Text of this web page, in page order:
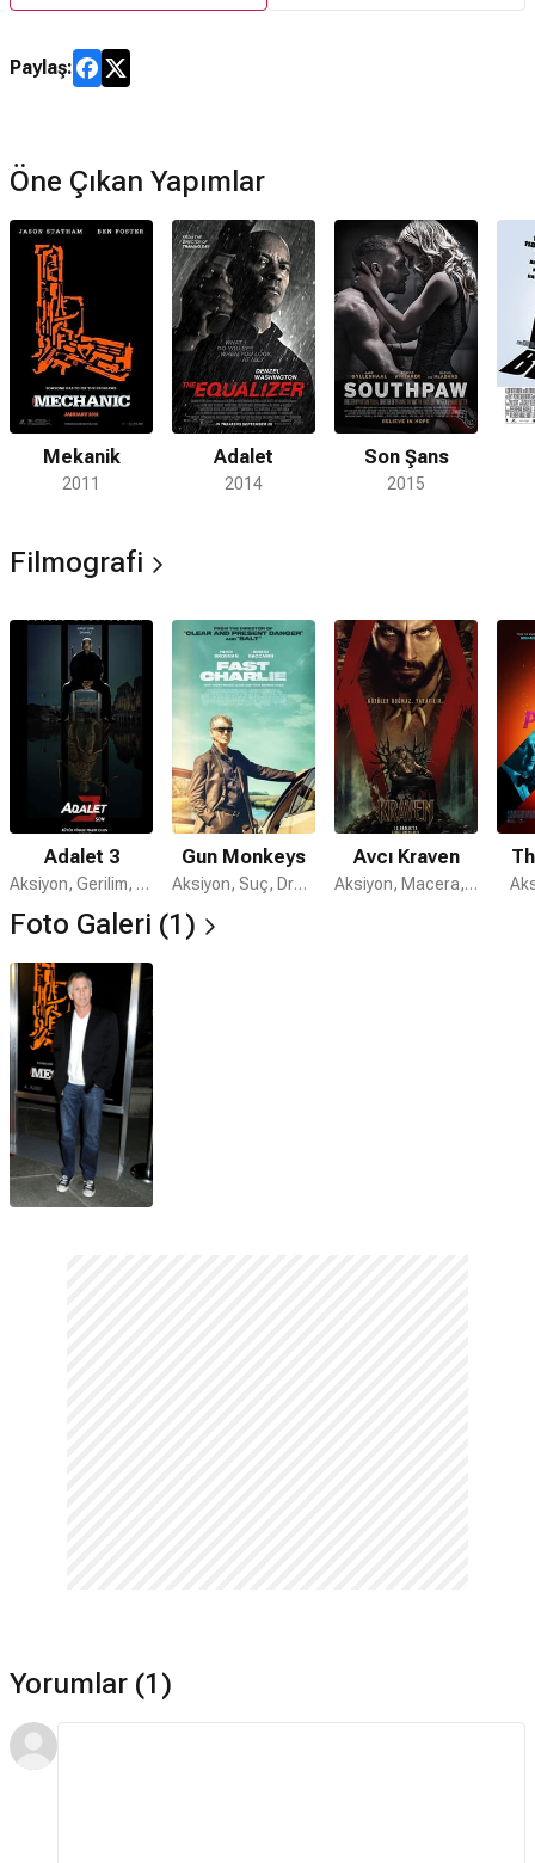
Paylaş:
Öne Çıkan Yapımlar
Mekanik
2011
Adalet
2014
Son Şans
2015
Filmografi
Adalet 3
Aksiyon, Gerilim, Suç
Gun Monkeys
Aksiyon, Suç, Dram
Avcı Kraven
Aksiyon, Macera, Gerilim
Foto Galeri (1)
Yorumlar (1)